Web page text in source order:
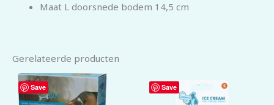
Maat L doorsnede bodem 14,5 cm
Gerelateerde producten
Save Save